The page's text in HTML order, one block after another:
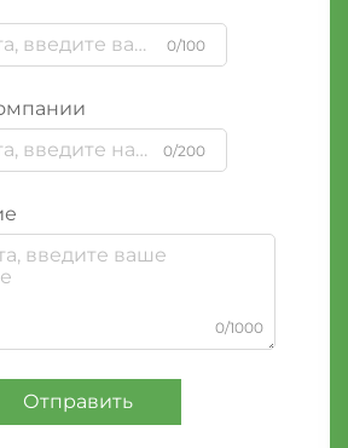
0/100
0/200
0/1000
Отправить